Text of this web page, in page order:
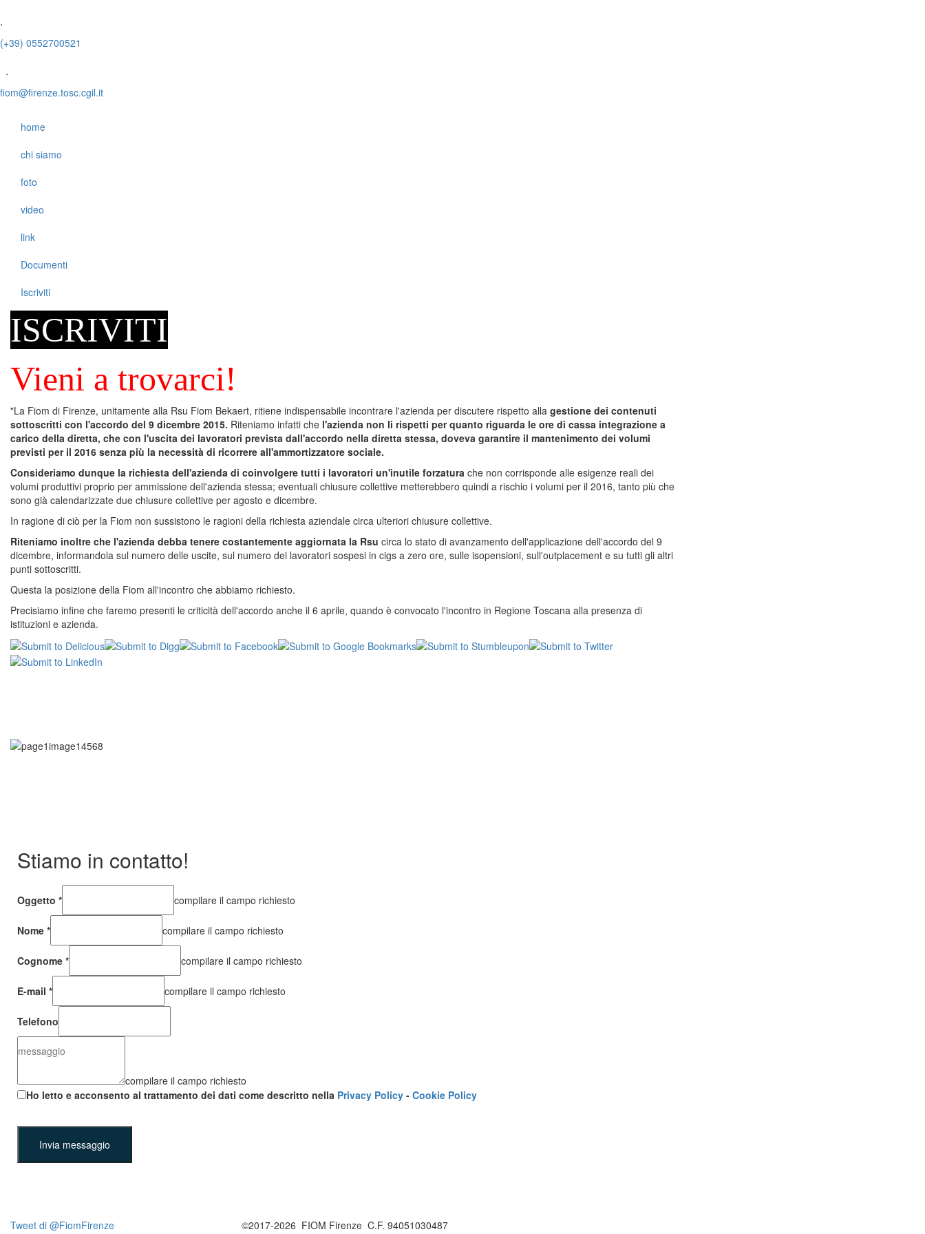
.
(+39) 0552700521
.
fiom@firenze.tosc.cgil.it
home
chi siamo
foto
video
link
Documenti
Iscriviti
ISCRIVITI
Vieni a trovarci!
"La Fiom di Firenze, unitamente alla Rsu Fiom Bekaert, ritiene indispensabile incontrare l'azienda per discutere rispetto alla gestione dei contenuti
sottoscritti con l'accordo del 9 dicembre 2015. Riteniamo infatti che l'azienda non li rispetti per quanto riguarda le ore di cassa integrazione a
carico della diretta, che con l'uscita dei lavoratori prevista dall'accordo nella diretta stessa, doveva garantire il mantenimento dei volumi
previsti per il 2016 senza più la necessità di ricorrere all'ammortizzatore sociale.
Consideriamo dunque la richiesta dell'azienda di coinvolgere tutti i lavoratori un'inutile forzatura che non corrisponde alle esigenze reali dei
volumi produttivi proprio per ammissione dell'azienda stessa; eventuali chiusure collettive metterebbero quindi a rischio i volumi per il 2016, tanto più che
sono già calendarizzate due chiusure collettive per agosto e dicembre.
In ragione di ciò per la Fiom non sussistono le ragioni della richiesta aziendale circa ulteriori chiusure collettive.
Riteniamo inoltre che l'azienda debba tenere costantemente aggiornata la Rsu circa lo stato di avanzamento dell'applicazione dell'accordo del 9
dicembre, informandola sul numero delle uscite, sul numero dei lavoratori sospesi in cigs a zero ore, sulle isopensioni, sull'outplacement e su tutti gli altri
punti sottoscritti.
Questa la posizione della Fiom all'incontro che abbiamo richiesto.
Precisiamo infine che faremo presenti le criticità dell'accordo anche il 6 aprile, quando è convocato l'incontro in Regione Toscana alla presenza di
istituzioni e azienda.
Stiamo in contatto!
Oggetto * compilare il campo richiesto
Nome * compilare il campo richiesto
Cognome * compilare il campo richiesto
E-mail * compilare il campo richiesto
Telefono
compilare il campo richiesto
Ho letto e acconsento al trattamento dei dati come descritto nella Privacy Policy - Cookie Policy
Invia messaggio
Tweet di @FiomFirenze
©2017-2026 FIOM Firenze C.F. 94051030487